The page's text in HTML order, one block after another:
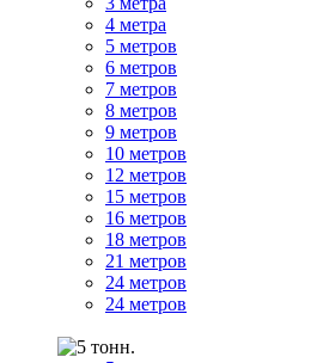
4 метра
5 метров
6 метров
7 метров
8 метров
9 метров
10 метров
12 метров
15 метров
16 метров
18 метров
21 метров
24 метров
24 метров